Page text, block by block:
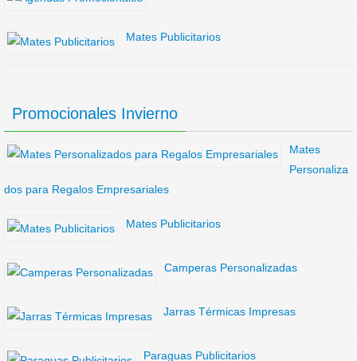
Mates Publicitarios
Promocionales Invierno
Mates
Personaliza
dos para Regalos Empresariales
Mates Publicitarios
Camperas Personalizadas
Jarras Térmicas Impresas
Paraguas Publicitarios